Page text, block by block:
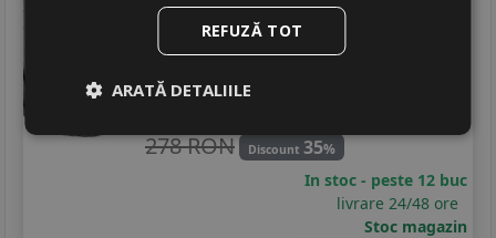
Consum
Aderenta
278 RON Discount 35%
In stoc - peste 12 buc
livrare 24/48 ore
Stoc magazin
REFUZĂ TOT
ARATĂ DETALIILE